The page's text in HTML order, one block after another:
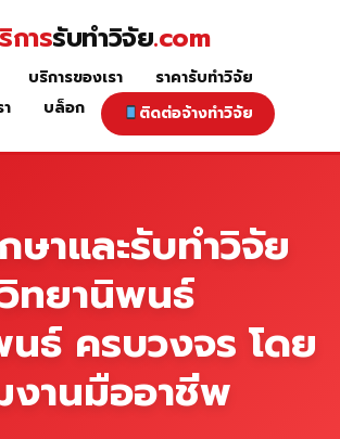
การรับทำวิจัย.com
บริการของเรา
ราคารับทำวิจัย
บล็อก ติดต่อจ้างทำวิจัย
ษาและรับทำวิจัย
วิทยานิพนธ์
ธ์ ครบวงจร โดย
งานมืออาชีพ